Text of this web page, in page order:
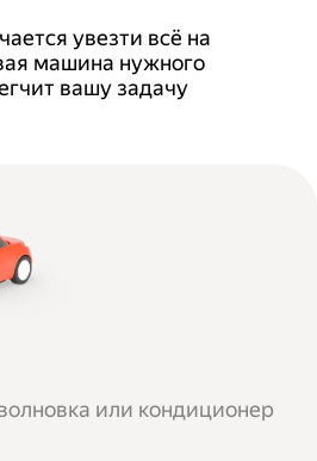
увезти всё на
машина нужного
вашу задачу
или кондиционер